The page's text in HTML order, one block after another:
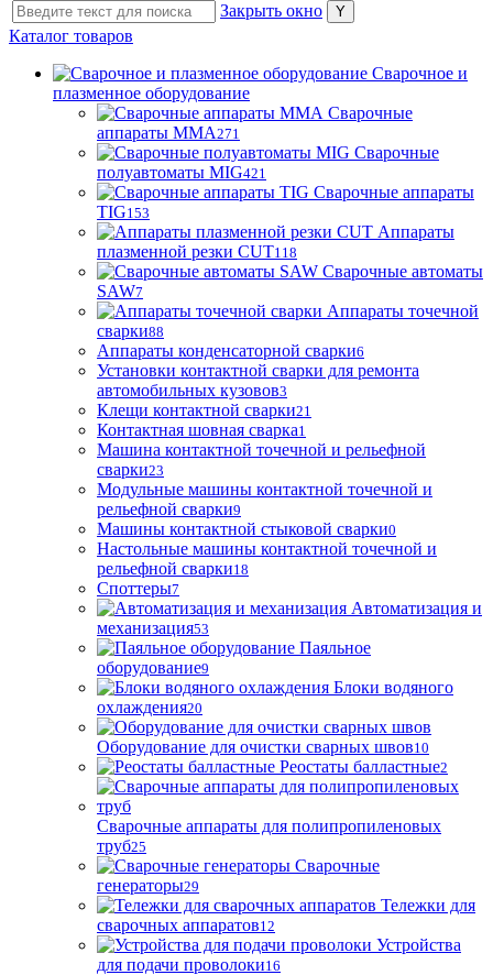
Закрыть окно
Каталог товаров
Сварочное и
плазменное оборудование
Сварочные
аппараты MMA271
Сварочные
полуавтоматы MIG421
Сварочные аппараты
TIG153
Аппараты
плазменной резки CUT118
Сварочные автоматы
SAW7
Аппараты точечной
сварки88
Аппараты конденсаторной сварки6
Установки контактной сварки для ремонта
автомобильных кузовов3
Клещи контактной сварки21
Контактная шовная сварка1
Машина контактной точечной и рельефной
сварки23
Модульные машины контактной точечной и
рельефной сварки9
Машины контактной стыковой сварки0
Настольные машины контактной точечной и
рельефной сварки18
Споттеры7
Автоматизация и
механизация53
Паяльное
оборудование9
Блоки водяного
охлаждения20
Оборудование для очистки сварных швов10
Реостаты балластные2
Сварочные аппараты для полипропиленовых
труб25
Сварочные
генераторы29
Тележки для
сварочных аппаратов12
Устройства
для подачи проволоки16